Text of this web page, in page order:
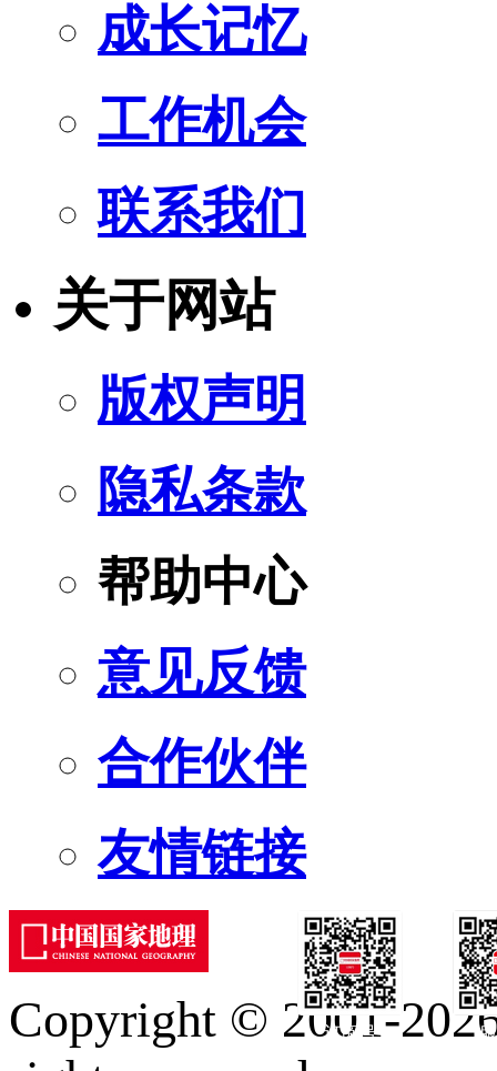
成长记忆
工作机会
联系我们
关于网站
版权声明
隐私条款
帮助中心
意见反馈
合作伙伴
友情链接
订阅号
Copyright © 2001-